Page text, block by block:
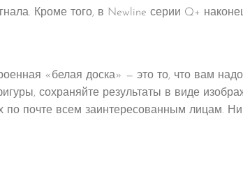
Кроме того, в Newline серии Q+
«белая доска» — это то, что вам
сохраняйте результаты в виде
почте всем заинтересованным лицам.